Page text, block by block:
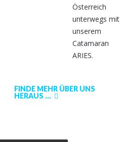
Österreich
unterwegs mit
unserem
Catamaran
ARIES.
FINDE MEHR ÜBER UNS
HERAUS ...